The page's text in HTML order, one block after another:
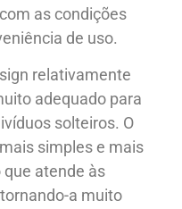
as condições
de uso.
relativamente
adequado para
solteiros. O
simples e mais
atende às
a muito